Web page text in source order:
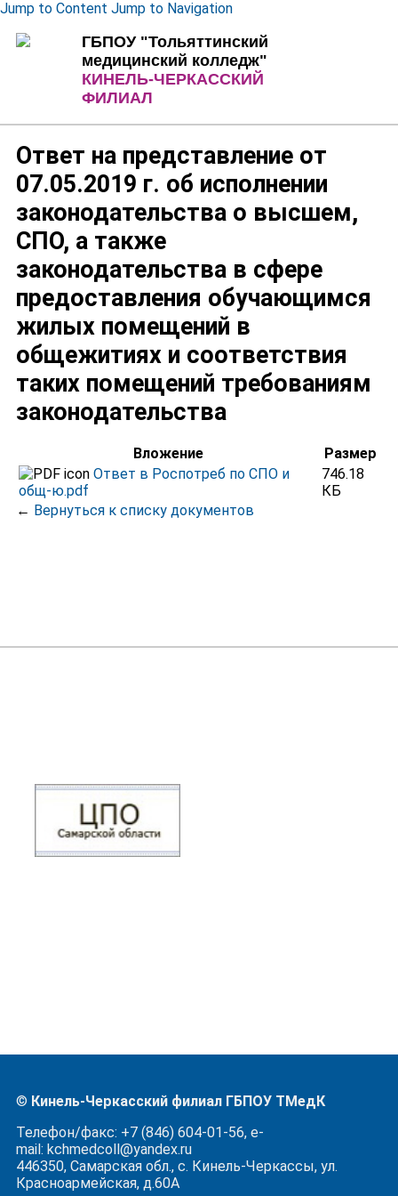
Jump to Content Jump to Navigation
ГБПОУ "Тольяттинский
медицинский колледж"
КИНЕЛЬ-ЧЕРКАССКИЙ
ФИЛИАЛ
Ответ на представление от
07.05.2019 г. об исполнении
законодательства о высшем,
СПО, а также
законодательства в сфере
предоставления обучающимся
жилых помещений в
общежитиях и соответствия
таких помещений требованиям
законодательства
Вложение
Размер
Ответ в Роспотреб по СПО и
общ-ю.pdf
746.18
КБ
← Вернуться к списку документов
© Кинель-Черкасский филиал ГБПОУ ТМедК
Телефон/факс: +7 (846) 604-01-56, e-
mail: kchmedcoll@yandex.ru
446350, Самарская обл., с. Кинель-Черкассы, ул.
Красноармейская, д.60А